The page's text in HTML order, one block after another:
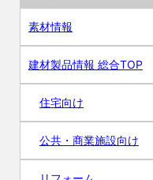
素材情報
建材製品情報 総合TOP
住宅向け
公共・商業施設向け